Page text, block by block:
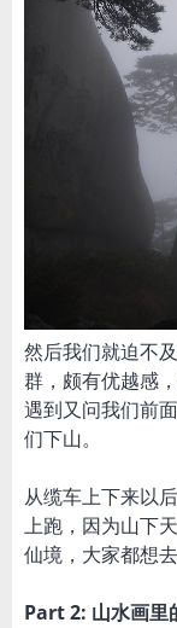
然后我们就迫不
群，颇有优越感
遇到又问我们前
们下山。
从缆车上下来以
上跑，因为山下
仙境，大家都想
Part 2: 山水画里